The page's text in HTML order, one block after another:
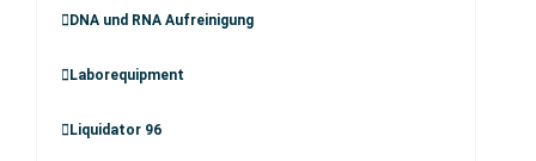
DNA und RNA Aufreinigung
Laborequipment
Liquidator 96